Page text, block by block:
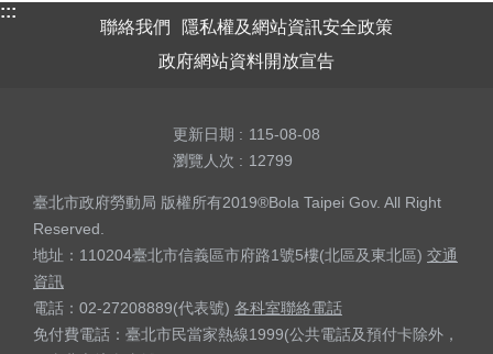
:::
聯絡我們
隱私權及網站資訊安全政策
政府網站資料開放宣告
更新日期
115-08-08
瀏覽人次
12799
臺北市政府勞動局 版權所有2019®Bola Taipei Gov. All Right
Reserved.
地址：110204臺北市信義區市府路1號5樓(北區及東北區) 交通
資訊
電話：02-27208889(代表號) 各科室聯絡電話
免付費電話：臺北市民當家熱線1999(公共電話及預付卡除外，